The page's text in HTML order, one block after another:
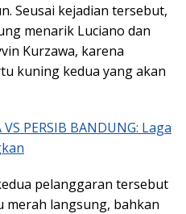
Seusai kejadian tersebut,
menarik Luciano dan
Kurzawa, karena
kuning kedua yang akan
VS PERSIB BANDUNG: Laga
pelanggaran tersebut
merah langsung, bahkan